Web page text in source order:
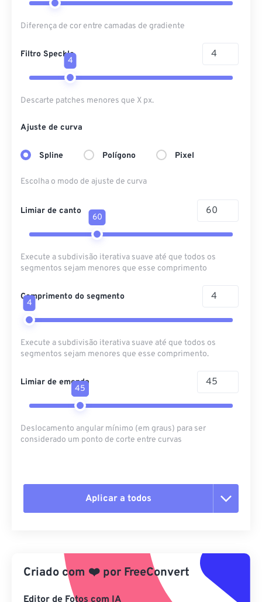
Diferença de cor entre camadas de gradiente
Filtro Speckle
4
Descarte patches menores que X px.
Ajuste de curva
Spline Polígono Pixel
Escolha o modo de ajuste de curva
Limiar de canto
60
Execute a subdivisão iterativa suave até que todos os
segmentos sejam menores que esse comprimento
Comprimento do segmento
4
Execute a subdivisão iterativa suave até que todos os
segmentos sejam menores que esse comprimento.
Limiar de emenda
45
Deslocamento angular mínimo (em graus) para ser
considerado um ponto de corte entre curvas
Aplicar a todos
Aplicar a partir da predefinição
Salvar como predefinição
Criado com ❤️ por FreeConvert
Editor de Fotos com IA